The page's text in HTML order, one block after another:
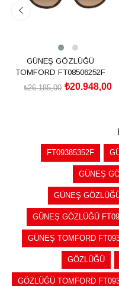
GÜNEŞ GÖZLÜĞÜ
TOMFORD FT08506252F
₺20.948,00
₺26.185,00
FT09385352F
GÜNEŞ
GÜNEŞ
GÜNEŞ GÖZLÜĞÜ
GÜNEŞ TOMFORD
GÖZLÜĞÜ
GÖZLÜĞÜ TOMFORD